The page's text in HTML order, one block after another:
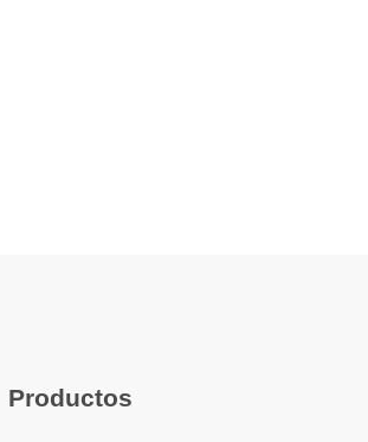
Productos